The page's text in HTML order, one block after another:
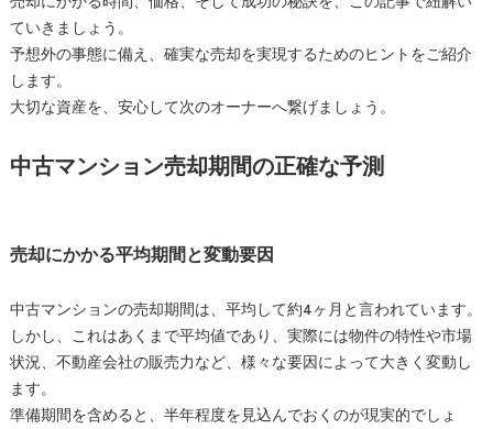
ていきましょう。
予想外の事態に備え、確実な売却を実現するためのヒントをご紹介
します。
大切な資産を、安心して次のオーナーへ繋げましょう。
中古マンション売却期間の正確な予測
売却にかかる平均期間と変動要因
中古マンションの売却期間は、平均して約4ヶ月と言われています。
しかし、これはあくまで平均値であり、実際には物件の特性や市場
状況、不動産会社の販売力など、様々な要因によって大きく変動し
ます。
準備期間を含めると、半年程度を見込んでおくのが現実的でしょ